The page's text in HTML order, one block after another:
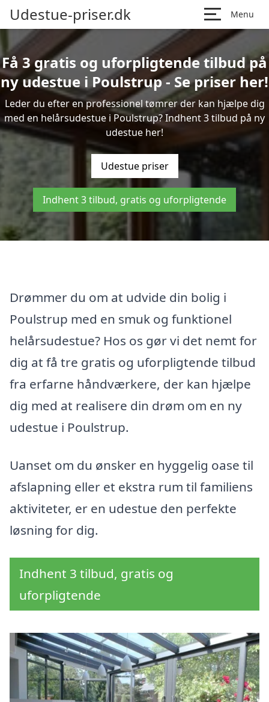
Udestue-priser.dk Menu
Få 3 gratis og uforpligtende tilbud på
ny udestue i Poulstrup - Se priser her!
Leder du efter en professionel tømrer der kan hjælpe dig
med en helårsudestue i Poulstrup? Indhent 3 tilbud på ny
udestue her!
Udestue priser
Indhent 3 tilbud, gratis og uforpligtende
Drømmer du om at udvide din bolig i
Poulstrup med en smuk og funktionel
helårsudestue? Hos os gør vi det nemt for
dig at få tre gratis og uforpligtende tilbud
fra erfarne håndværkere, der kan hjælpe
dig med at realisere din drøm om en ny
udestue i Poulstrup.
Uanset om du ønsker en hyggelig oase til
afslapning eller et ekstra rum til familiens
aktiviteter, er en udestue den perfekte
løsning for dig.
Indhent 3 tilbud, gratis og
uforpligtende